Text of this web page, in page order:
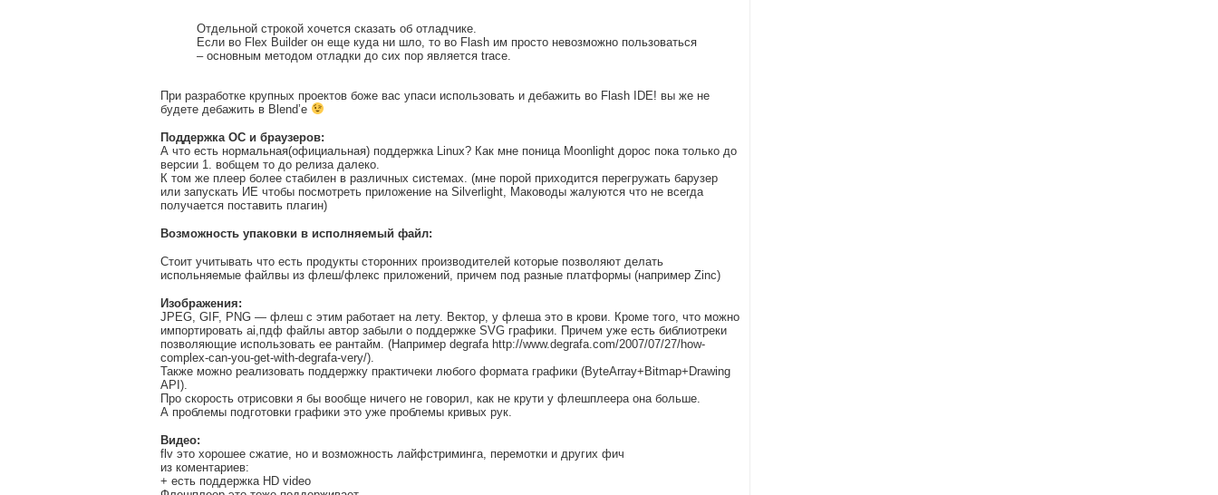
Отдельной строкой хочется сказать об отладчике.
Если во Flex Builder он еще куда ни шло, то во Flash им просто невозможно пользоваться
– основным методом отладки до сих пор является trace.
При разработке крупных проектов боже вас упаси использовать и дебажить во Flash IDE! вы же не
будете дебажить в Blend’e
Поддержка ОС и браузеров:
А что есть нормальная(официальная) поддержка Linux? Как мне поница Moonlight дорос пока только до
версии 1. вобщем то до релиза далеко.
К том же плеер более стабилен в различных системах. (мне порой приходится перегружать барузер
или запускать ИЕ чтобы посмотреть приложение на Silverlight, Маководы жалуются что не всегда
получается поставить плагин)
Возможность упаковки в исполняемый файл:
Стоит учитывать что есть продукты сторонних производителей которые позволяют делать
испольняемые файлвы из флеш/флекс приложений, причем под разные платформы (например Zinс)
Изображения:
JPEG, GIF, PNG — флеш с этим работает на лету. Вектор, у флеша это в крови. Кроме того, что можно
импортировать ai,пдф файлы автор забыли о поддержке SVG графики. Причем уже есть библиотреки
позволяющие использовать ее рантайм. (Например degrafa http://www.degrafa.com/2007/07/27/how-
complex-can-you-get-with-degrafa-very/).
Также можно реализовать поддержку практичеки любого формата графики (ByteArray+Bitmap+Drawing
API).
Про скорость отрисовки я бы вообще ничего не говорил, как не крути у флешплеера она больше.
А проблемы подготовки графики это уже проблемы кривых рук.
Видео:
flv это хорошее сжатие, но и возможность лайфстриминга, перемотки и других фич
из коментариев:
+ есть поддержка HD video